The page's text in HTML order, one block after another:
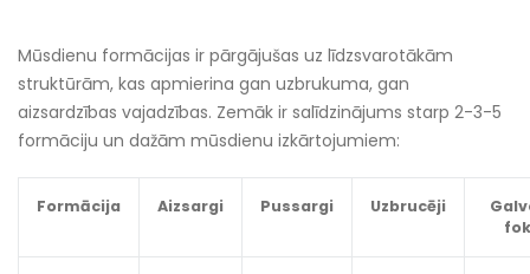
Mūsdienu formācijas ir pārgājušas uz līdzsvarotākām
struktūrām, kas apmierina gan uzbrukuma, gan
aizsardzības vajadzības. Zemāk ir salīdzinājums starp 2-3-5
formāciju un dažām mūsdienu izkārtojumiem:
Formācija Aizsargi Pussargi Uzbrucēji